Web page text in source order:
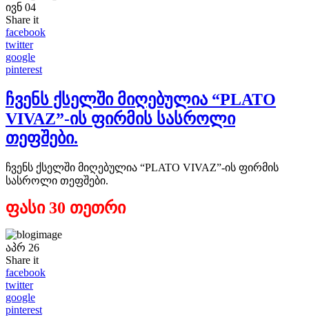
ივნ 04
Share it
facebook
twitter
google
pinterest
ჩვენს ქსელში მიღებულია “PLATO
VIVAZ”-ის ფირმის სასროლი
თეფშები.
ჩვენს ქსელში მიღებულია “PLATO VIVAZ”-ის ფირმის
სასროლი თეფშები.
ფასი 30 თეთრი
აპრ 26
Share it
facebook
twitter
google
pinterest